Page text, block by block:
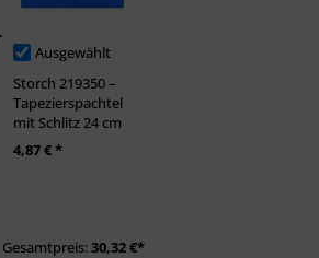
Ausgewählt
Storch 219350 –
Tapezierspachtel
mit Schlitz 24 cm
4,87 € *
Gesamtpreis:30,32€*